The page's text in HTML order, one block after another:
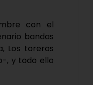
con el
bandas
Los toreros
, y todo ello